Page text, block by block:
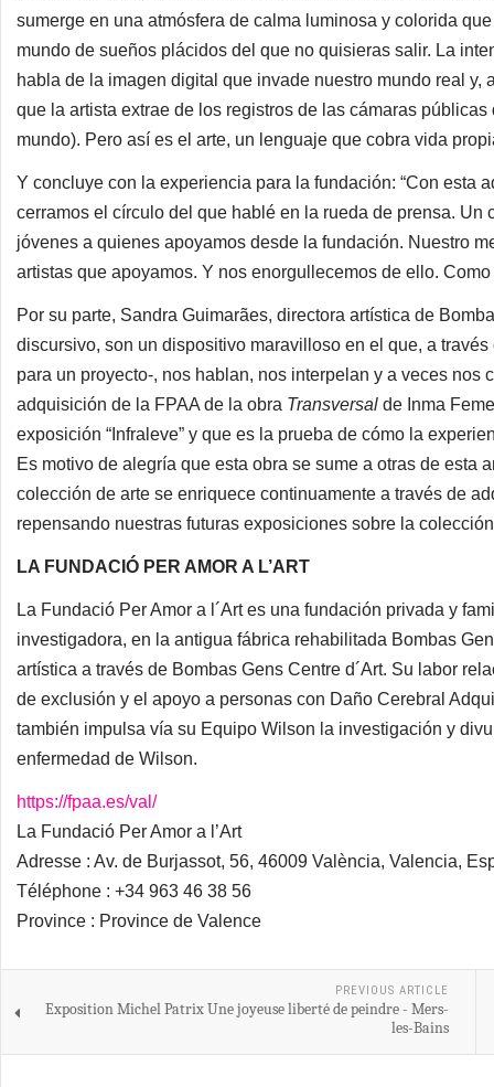
sumerge en una atmósfera de calma luminosa y colorida
mundo de sueños plácidos del que no quisieras salir. La
habla de la imagen digital que invade nuestro mundo real
que la artista extrae de los registros de las cámaras
mundo). Pero así es el arte, un lenguaje que cobra vida
Y concluye con la experiencia para la fundación: “Con esta
cerramos el círculo del que hablé en la rueda de prensa.
jóvenes a quienes apoyamos desde la fundación. Nuestro
artistas que apoyamos. Y nos enorgullecemos de ello.
Por su parte, Sandra Guimarães, directora artística de
discursivo, son un dispositivo maravilloso en el que, a
para un proyecto-, nos hablan, nos interpelan y a veces nos
adquisición de la FPAA de la obra Transversal de Inma
exposición “Infraleve” y que es la prueba de cómo la
Es motivo de alegría que esta obra se sume a otras de esta
colección de arte se enriquece continuamente a través de
repensando nuestras futuras exposiciones sobre la
LA FUNDACIÓ PER AMOR A L’ART
La Fundació Per Amor a l´Art es una fundación privada y
investigadora, en la antigua fábrica rehabilitada Bombas
artística a través de Bombas Gens Centre d´Art. Su labor
de exclusión y el apoyo a personas con Daño Cerebral
también impulsa vía su Equipo Wilson la investigación y
enfermedad de Wilson.
https://fpaa.es/val/
La Fundació Per Amor a l’Art
Adresse : Av. de Burjassot, 56, 46009 València, Valencia,
Téléphone : +34 963 46 38 56
Province : Province de Valence
PREVIOUS ARTICLE
Exposition Michel Patrix Une joyeuse liberté de peindre - Mers-
les-Bains